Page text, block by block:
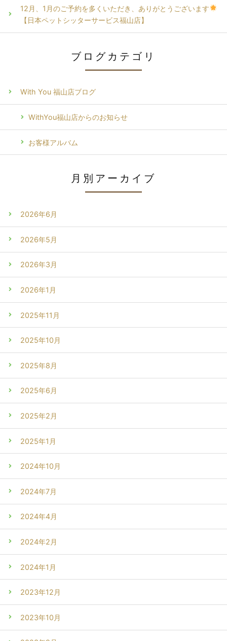
12月、1月のご予約を多くいただき、ありがとうございます
【日本ペットシッターサービス福山店】
ブログカテゴリ
With You 福山店ブログ
WithYou福山店からのお知らせ
お客様アルバム
月別アーカイブ
2026年6月
2026年5月
2026年3月
2026年1月
2025年11月
2025年10月
2025年8月
2025年6月
2025年2月
2025年1月
2024年10月
2024年7月
2024年4月
2024年2月
2024年1月
2023年12月
2023年10月